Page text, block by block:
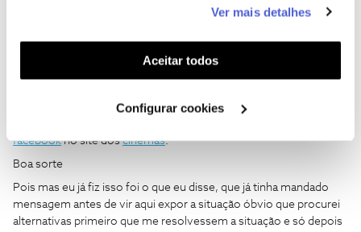
funcionalidades (cookies de personalização e
funcionalidade) e adaptar anúncios aos seus interesses
(cookies de publicidade personalizada). Pode gerir a
utilização dos cookies clicando em "Configurar
Ver mais detalhes
Aceitar todos
Configurar cookies
Forum|Forum|3 years ago
Fico à espera que me respondam durante quanto tempo? É que já
mandei a mensagem de manhã são 19:30 e não tenho resposta
@Andreiasantos97
facebookno site doscinemas.
Boa sorte
Pois mas eu já fiz isso foi o que eu disse, que já tinha mandado
mensagem antes de vir aqui expor a situação óbvio que procurei
alternativas primeiro que me resolvessem a situação e só depois